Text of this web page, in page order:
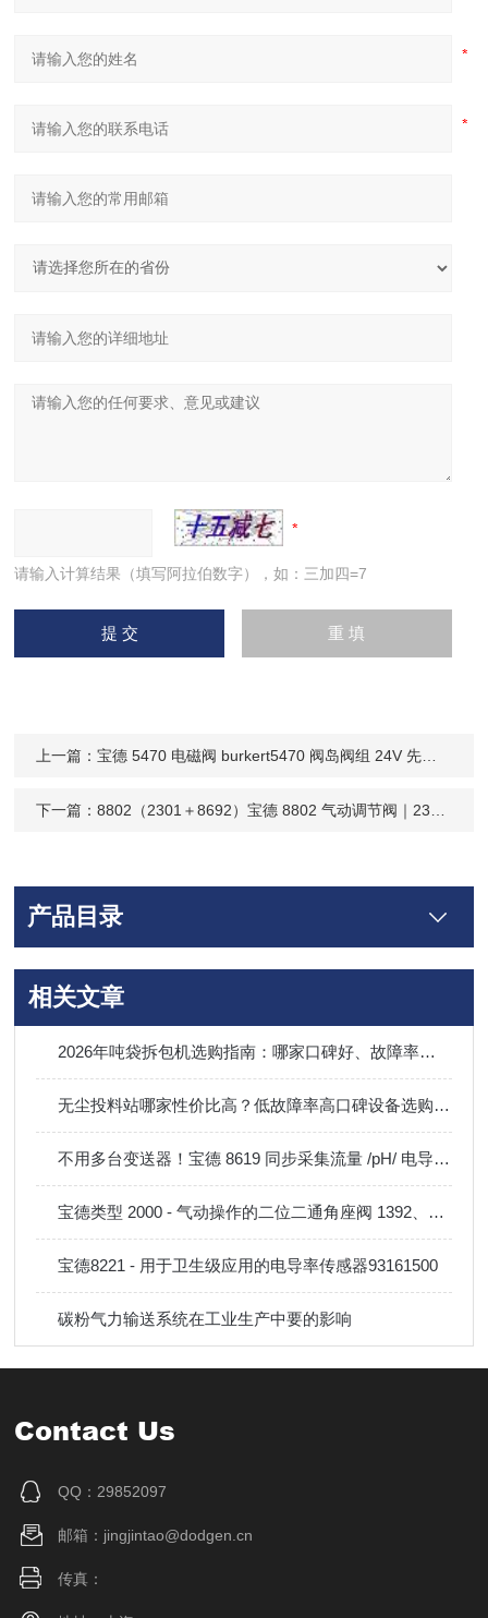
请输入计算结果（填写阿拉伯数字），如：三加四=7
上一篇：宝德 5470 电磁阀 burkert5470 阀岛阀组 24V 先导阀 制氮设备塑料机械配套-现货
下一篇：8802（2301＋8692）宝德 8802 气动调节阀｜2301 阀体 + 8694 定位器｜DN15-DN65 塑机行业蒸汽流
产品目录
相关文章
2026年吨袋拆包机选购指南：哪家口碑好、故障率低，内行人都在看
无尘投料站哪家性价比高？低故障率高口碑设备选购指南
不用多台变送器！宝德 8619 同步采集流量 /pH/ 电导率 / 余氯一体化控制器
宝德类型 2000 - 气动操作的二位二通角座阀 1392、1393、1394、1395、1396
宝德8221 - 用于卫生级应用的电导率传感器93161500
碳粉气力输送系统在工业生产中要的影响
Contact Us
QQ：29852097
邮箱：jingjintao@dodgen.cn
传真：